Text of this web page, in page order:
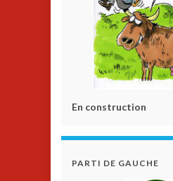
En construction
PARTI DE GAUCHE